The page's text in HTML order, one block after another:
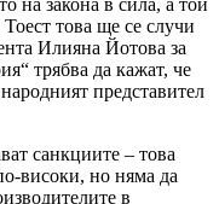
това ще се случи
Илияна Йотова за
трябва да кажат, че
представител
санкциите – това
високи, но няма да
в